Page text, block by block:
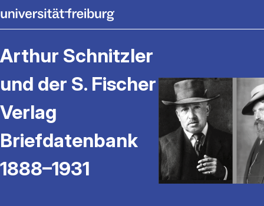
Arthur Schnitzler
und der S. Fischer
Verlag
Briefdatenbank
1888–1931